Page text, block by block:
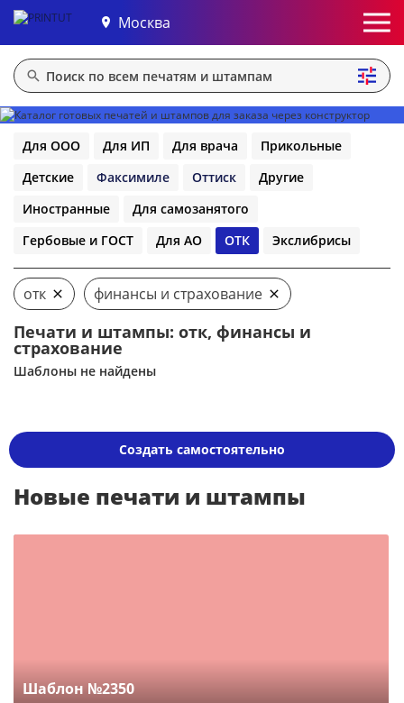
Москва
Для ООО Для ИП Для врача
Прикольные
Детские
Факсимиле Оттиск
Другие
Иностранные
Для самозанятого
Гербовые и ГОСТ
Для АО ОТК Экслибрисы
отк финансы и страхование
Печати и штампы: отк, финансы и
страхование
Шаблоны не найдены
Создать самостоятельно
Новые печати и штампы
Шаблон №2350